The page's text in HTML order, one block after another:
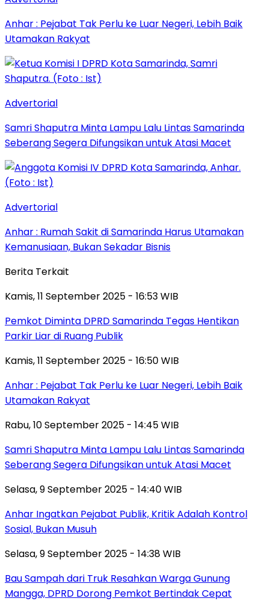
Anhar : Pejabat Tak Perlu ke Luar Negeri, Lebih Baik
Utamakan Rakyat
Advertorial
Samri Shaputra Minta Lampu Lalu Lintas Samarinda
Seberang Segera Difungsikan untuk Atasi Macet
Advertorial
Anhar : Rumah Sakit di Samarinda Harus Utamakan
Kemanusiaan, Bukan Sekadar Bisnis
Berita Terkait
Kamis, 11 September 2025 - 16:53 WIB
Pemkot Diminta DPRD Samarinda Tegas Hentikan
Parkir Liar di Ruang Publik
Kamis, 11 September 2025 - 16:50 WIB
Anhar : Pejabat Tak Perlu ke Luar Negeri, Lebih Baik
Utamakan Rakyat
Rabu, 10 September 2025 - 14:45 WIB
Samri Shaputra Minta Lampu Lalu Lintas Samarinda
Seberang Segera Difungsikan untuk Atasi Macet
Selasa, 9 September 2025 - 14:40 WIB
Anhar Ingatkan Pejabat Publik, Kritik Adalah Kontrol
Sosial, Bukan Musuh
Selasa, 9 September 2025 - 14:38 WIB
Bau Sampah dari Truk Resahkan Warga Gunung
Mangga, DPRD Dorong Pemkot Bertindak Cepat